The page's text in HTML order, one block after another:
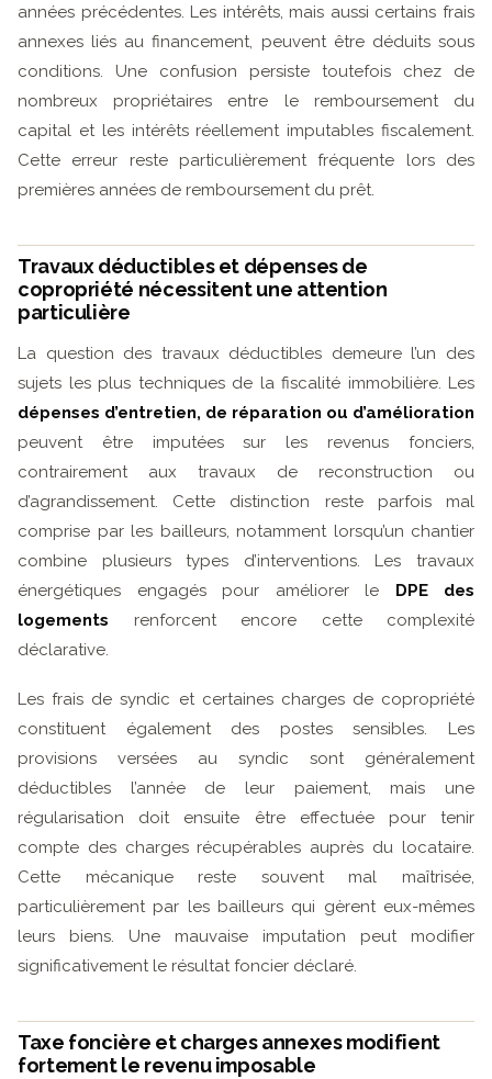
années précédentes. Les intérêts, mais aussi certains frais
annexes liés au financement, peuvent être déduits sous
conditions. Une confusion persiste toutefois chez de
nombreux propriétaires entre le remboursement du
capital et les intérêts réellement imputables fiscalement.
Cette erreur reste particulièrement fréquente lors des
premières années de remboursement du prêt.
Travaux déductibles et dépenses de
copropriété nécessitent une attention
particulière
La question des travaux déductibles demeure l’un des
sujets les plus techniques de la fiscalité immobilière. Les
dépenses d’entretien, de réparation ou d’amélioration
peuvent être imputées sur les revenus fonciers,
contrairement aux travaux de reconstruction ou
d’agrandissement. Cette distinction reste parfois mal
comprise par les bailleurs, notamment lorsqu’un chantier
combine plusieurs types d’interventions. Les travaux
énergétiques engagés pour améliorer le
DPE des
logements renforcent encore cette complexité
déclarative.
Les frais de syndic et certaines charges de copropriété
constituent également des postes sensibles. Les
provisions versées au syndic sont généralement
déductibles l’année de leur paiement, mais une
régularisation doit ensuite être effectuée pour tenir
compte des charges récupérables auprès du locataire.
Cette mécanique reste souvent mal maîtrisée,
particulièrement par les bailleurs qui gèrent eux-mêmes
leurs biens. Une mauvaise imputation peut modifier
significativement le résultat foncier déclaré.
Taxe foncière et charges annexes modifient
fortement le revenu imposable